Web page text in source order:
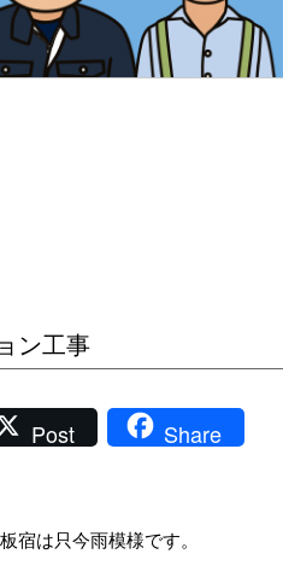
ン工事
Post Share
宿は只今雨模様です。